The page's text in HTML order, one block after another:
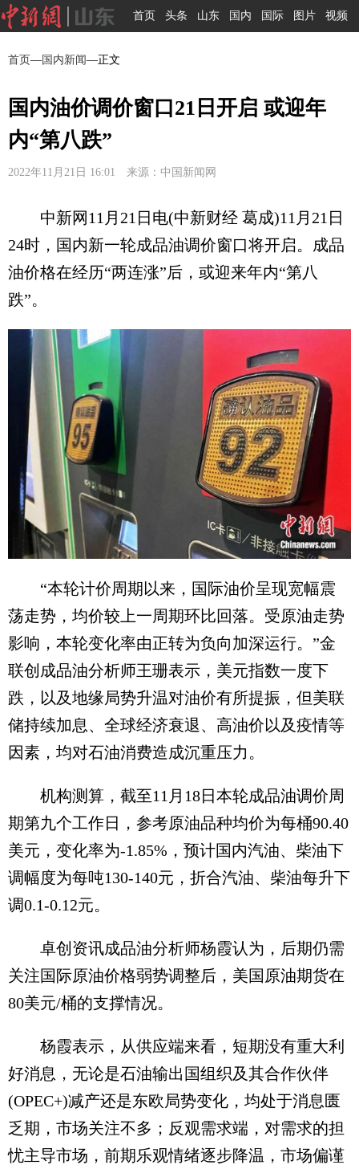
首页 头条 山东 国内 国际 图片 视频
首页— 国内新闻—正文
国内油价调价窗口21日开启 或迎年
内“第八跌”
2022年11月21日 16:01 来源：中国新闻网
中新网11月21日电(中新财经 葛成)11月21日
24时，国内新一轮成品油调价窗口将开启。成品
油价格在经历“两连涨”后，或迎来年内“第八
跌”。
“本轮计价周期以来，国际油价呈现宽幅震
荡走势，均价较上一周期环比回落。受原油走势
影响，本轮变化率由正转为负向加深运行。”金
联创成品油分析师王珊表示，美元指数一度下
跌，以及地缘局势升温对油价有所提振，但美联
储持续加息、全球经济衰退、高油价以及疫情等
因素，均对石油消费造成沉重压力。
机构测算，截至11月18日本轮成品油调价周
期第九个工作日，参考原油品种均价为每桶90.40
美元，变化率为-1.85%，预计国内汽油、柴油下
调幅度为每吨130-140元，折合汽油、柴油每升下
调0.1-0.12元。
卓创资讯成品油分析师杨霞认为，后期仍需
关注国际原油价格弱势调整后，美国原油期货在
80美元/桶的支撑情况。
杨霞表示，从供应端来看，短期没有重大利
好消息，无论是石油输出国组织及其合作伙伴
(OPEC+)减产还是东欧局势变化，均处于消息匮
乏期，市场关注不多；反观需求端，对需求的担
忧主导市场，前期乐观情绪逐步降温，市场偏谨